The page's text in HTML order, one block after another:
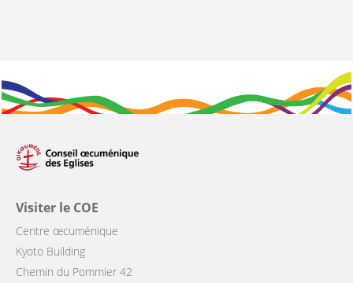
Visiter le COE
Centre œcuménique
Kyoto Building
Chemin du Pommier 42